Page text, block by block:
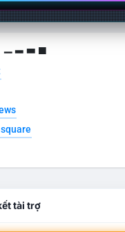
▁ ▂ ▃ ▄
tài trợ